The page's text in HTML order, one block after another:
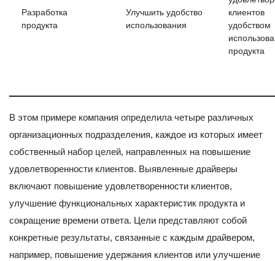
Разработка
продукта
Улучшить удобство
использования
клиентов
удобством
продукта
В этом примере компания определила четыре различных
организационных подразделения, каждое из которых имеет
собственный набор целей, направленных на повышение
удовлетворенности клиентов. Выявленные драйверы
включают повышение удовлетворенности клиентов,
улучшение функциональных характеристик продукта и
сокращение времени ответа. Цели представляют собой
конкретные результаты, связанные с каждым драйвером,
например, повышение удержания клиентов или улучшение